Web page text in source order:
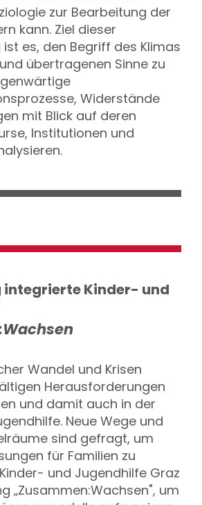
zur Bearbeitung der
kann. Ziel dieser
es, den Begriff des Klimas
übertragenen Sinne zu
Widerstände
mit Blick auf deren
Institutionen und
Kinder- und
Wandel und Krisen
Herausforderungen
und damit auch in der
Neue Wege und
sind gefragt, um
für Familien zu
und Jugendhilfe Graz
„Zusammen:Wachsen", um